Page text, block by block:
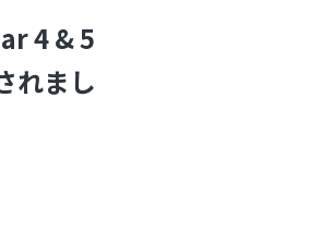
4 & 5
れまし